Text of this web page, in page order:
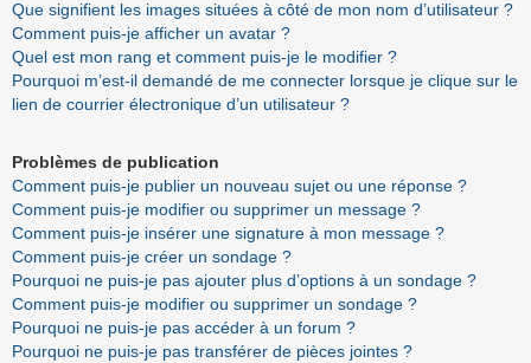
Que signifient les images situées à côté de mon nom d’utilisateur ?
Comment puis-je afficher un avatar ?
Quel est mon rang et comment puis-je le modifier ?
Pourquoi m’est-il demandé de me connecter lorsque je clique sur le
lien de courrier électronique d’un utilisateur ?
Problèmes de publication
Comment puis-je publier un nouveau sujet ou une réponse ?
Comment puis-je modifier ou supprimer un message ?
Comment puis-je insérer une signature à mon message ?
Comment puis-je créer un sondage ?
Pourquoi ne puis-je pas ajouter plus d’options à un sondage ?
Comment puis-je modifier ou supprimer un sondage ?
Pourquoi ne puis-je pas accéder à un forum ?
Pourquoi ne puis-je pas transférer de pièces jointes ?